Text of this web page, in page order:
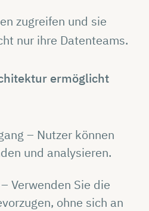
zugreifen und sie
nur ihre Datenteams.
ermöglicht
– Nutzer können
und analysieren.
Verwenden Sie die
ohne sich an